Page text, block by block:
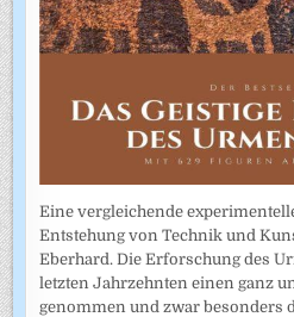
Eine vergleichende
Entstehung von Technik und
Eberhard. Die Erforschung des
letzten Jahrzehnten einen ganz
genommen und zwar besonders